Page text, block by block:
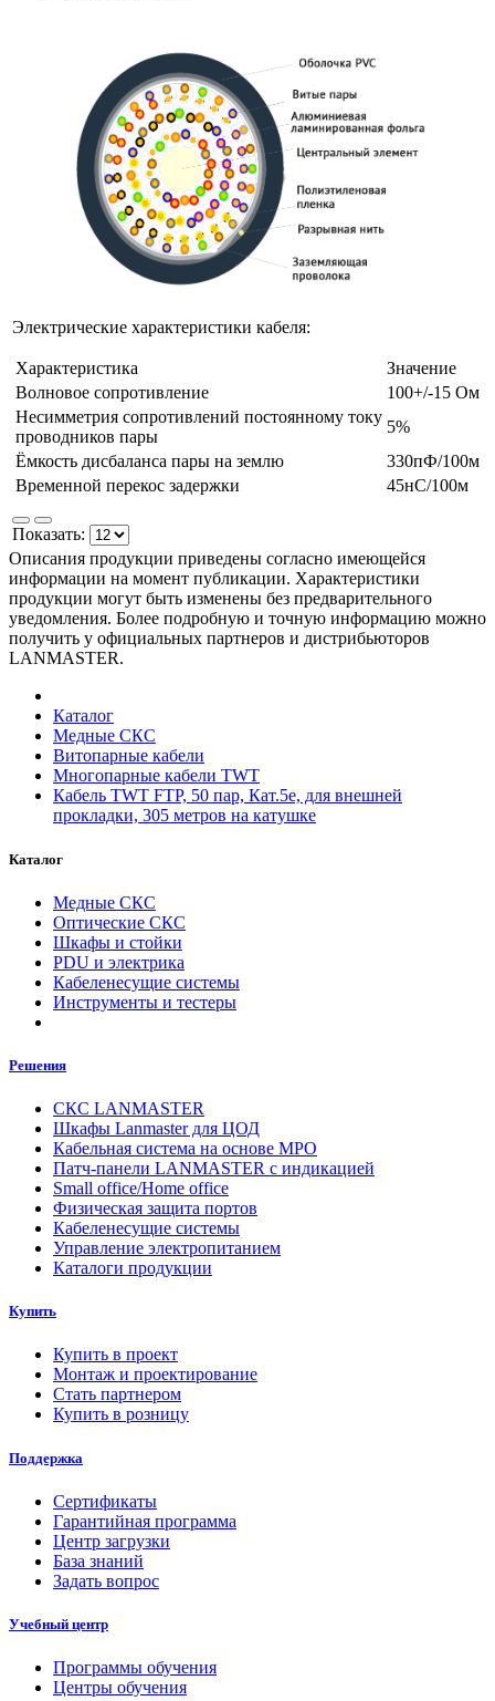
Электрические характеристики кабеля:
Характеристика
Значение
Волновое сопротивление
100+/-15 Ом
Несимметрия сопротивлений постоянному току
проводников пары
5%
Ёмкость дисбаланса пары на землю
330пФ/100м
Временной перекос задержки
45нС/100м
Показать:
Описания продукции приведены согласно имеющейся
информации на момент публикации. Характеристики
продукции могут быть изменены без предварительного
уведомления. Более подробную и точную информацию можно
получить у официальных партнеров и дистрибьюторов
LANMASTER.
Каталог
Медные СКС
Витопарные кабели
Многопарные кабели TWT
Кабель TWT FTP, 50 пар, Кат.5e, для внешней
прокладки, 305 метров на катушке
Каталог
Медные СКС
Оптические СКС
Шкафы и стойки
PDU и электрика
Кабеленесущие системы
Инструменты и тестеры
Решения
СКС LANMASTER
Шкафы Lanmaster для ЦОД
Кабельная система на основе MPO
Патч-панели LANMASTER с индикацией
Small office/Home office
Физическая защита портов
Кабеленесущие системы
Управление электропитанием
Каталоги продукции
Купить
Купить в проект
Монтаж и проектирование
Стать партнером
Купить в розницу
Поддержка
Сертификаты
Гарантийная программа
Центр загрузки
База знаний
Задать вопрос
Учебный центр
Программы обучения
Центры обучения